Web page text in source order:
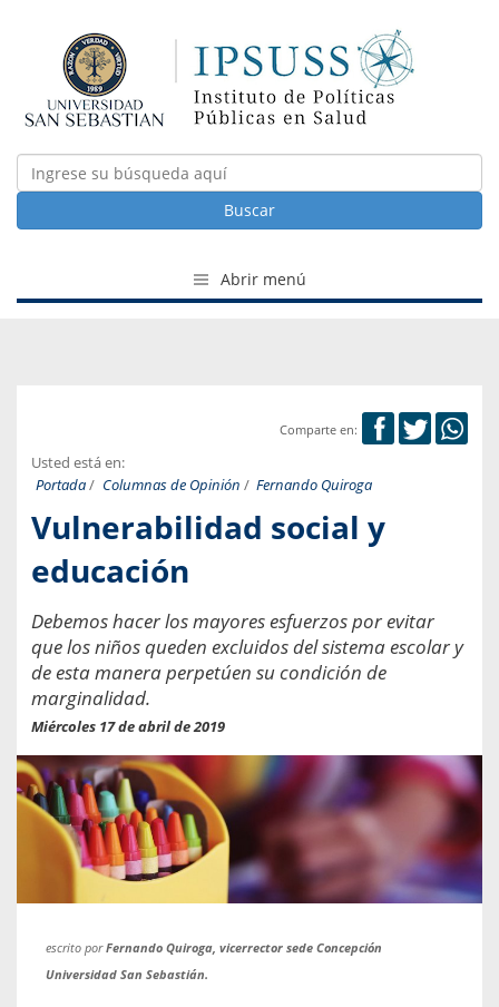
Buscar
Abrir menú
Comparte en:
Usted está en:
Portada/ Columnas de Opinión / Fernando Quiroga
Vulnerabilidad social y
educación
Debemos hacer los mayores esfuerzos por evitar
que los niños queden excluidos del sistema escolar y
de esta manera perpetúen su condición de
marginalidad.
Miércoles 17 de abril de 2019
escrito porFernando Quiroga, vicerrector sede Concepción
Universidad San Sebastián.